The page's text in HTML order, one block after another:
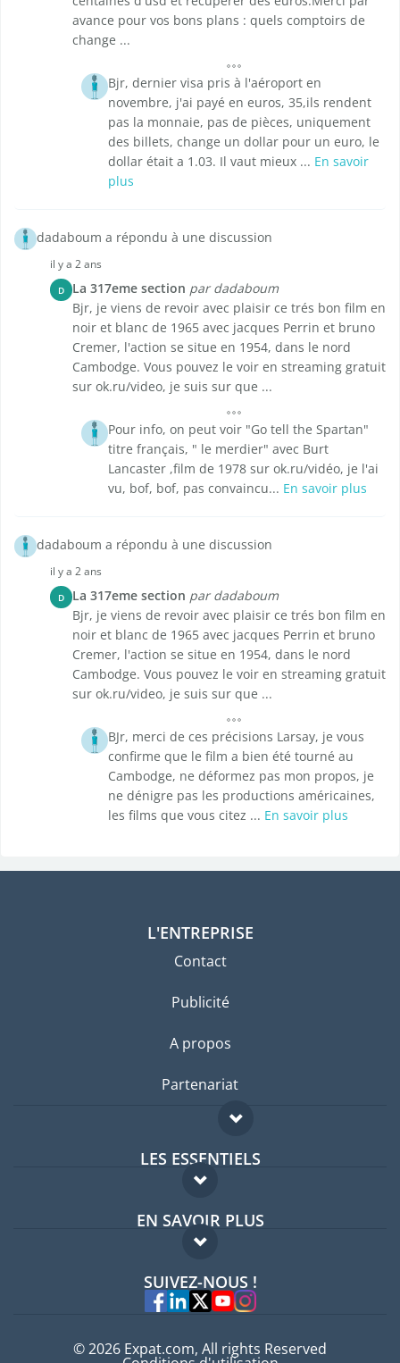
avance pour vos bons plans : quels comptoirs de
change ...
Bjr, dernier visa pris à l'aéroport en
novembre, j'ai payé en euros, 35,ils rendent
pas la monnaie, pas de pièces, uniquement
des billets, change un dollar pour un euro, le
dollar était a 1.03. Il vaut mieux ... En savoir
plus
dadaboum a répondu à une discussion
il y a 2 ans
D La 317eme section par dadaboum
Bjr, je viens de revoir avec plaisir ce trés bon film en
noir et blanc de 1965 avec jacques Perrin et bruno
Cremer, l'action se situe en 1954, dans le nord
Cambodge. Vous pouvez le voir en streaming gratuit
sur ok.ru/video, je suis sur que ...
Pour info, on peut voir "Go tell the Spartan"
titre français, " le merdier" avec Burt
Lancaster ,film de 1978 sur ok.ru/vidéo, je l'ai
vu, bof, bof, pas convaincu... En savoir plus
dadaboum a répondu à une discussion
il y a 2 ans
D La 317eme section par dadaboum
Bjr, je viens de revoir avec plaisir ce trés bon film en
noir et blanc de 1965 avec jacques Perrin et bruno
Cremer, l'action se situe en 1954, dans le nord
Cambodge. Vous pouvez le voir en streaming gratuit
sur ok.ru/video, je suis sur que ...
BJr, merci de ces précisions Larsay, je vous
confirme que le film a bien été tourné au
Cambodge, ne déformez pas mon propos, je
ne dénigre pas les productions américaines,
les films que vous citez ... En savoir plus
L'ENTREPRISE
Contact
Publicité
A propos
Partenariat
LES ESSENTIELS
Forum expatriés
Guides pays
EN SAVOIR PLUS
FAQ
Experts
SUIVEZ-NOUS !
© 2026 Expat.com, All rights Reserved